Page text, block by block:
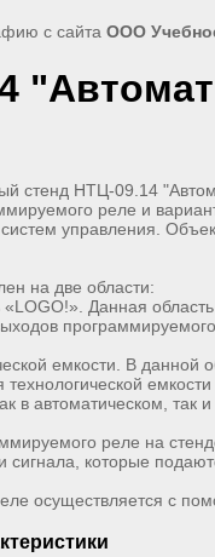
с сайта ООО
стенд НТЦ-09.14
реле и
управления.
на две области:
«LOGO!». Данная
емкости. В данной
технологической
в автоматическом, так
реле на
сигнала, которые
осуществляется с